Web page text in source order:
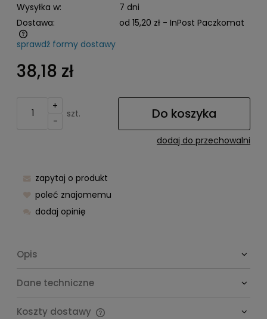
Wysyłka w:
7 dni
Dostawa:
od 15,20 zł - InPost Paczkomat
Cena nie zawiera ewentualnych kosztów płatności
sprawdź formy dostawy
38,18 zł
+
-
szt. Do koszyka
dodaj do przechowalni
zapytaj o produkt
poleć znajomemu
dodaj opinię
Opis
Dane techniczne
Koszty dostawy